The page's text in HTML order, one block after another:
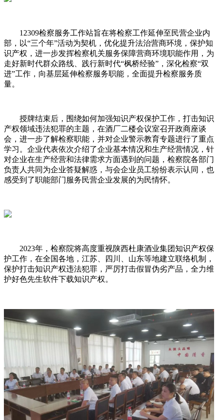
12309检察服务工作站旨在将检察工作延伸至民营企业内
部，以“三个年”活动为契机，优化提升法治营商环境，保护知
识产权，进一步发挥检察机关服务保障营商环境职能作用，为
走好新时代群众路线、践行新时代“枫桥经验”，深化检察“双
进”工作，向基层延伸检察服务职能，全面提升检察服务质
量。
授牌结束后，围绕如何加强知识产权保护工作，打击知识
产权领域违法犯罪的主题，在酒厂二楼会议室召开政商座谈
会，进一步了解检察职能，并对企业警示教育专题进行了重点
学习。企业代表依次介绍了企业基本情况和生产经营情况，针
对企业在生产经营和法律需求方面遇到的问题，检察院各部门
负责人共同为企业答疑解惑，与会企业员工纷纷表示认同，也
感受到了职能部门服务民营企业发展的为民情怀。
2023年，检察院将高度重视陕西杜康酒业集团知识产权保
护工作，在全国各地，江苏、四川、山东等地建立联络机制，
保护打击知识产权违法犯罪，严厉打击假冒伪劣产品，全力维
护好色先生软件下载知识产权。